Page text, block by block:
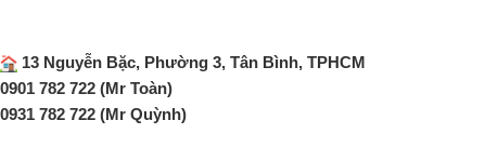
13 Nguyễn Bặc, Phường 3, Tân Bình, TPHCM
0901 782 722 (Mr Toàn)
0931 782 722 (Mr Quỳnh)